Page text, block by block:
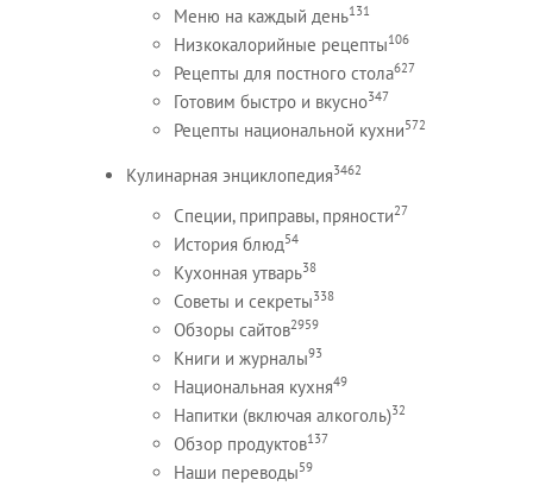
Меню на каждый день131
Низкокалорийные рецепты106
Рецепты для постного стола627
Готовим быстро и вкусно347
Рецепты национальной кухни572
Кулинарная энциклопедия3462
Специи, приправы, пряности27
История блюд54
Кухонная утварь38
Советы и секреты338
Обзоры сайтов2959
Книги и журналы93
Национальная кухня49
Напитки (включая алкоголь)32
Обзор продуктов137
Наши переводы59